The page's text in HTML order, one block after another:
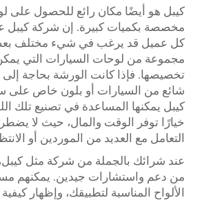
كيبل هو أيضًا مكان رائع للحصول على
مخصصة بكميات كبيرة. إن شركة كيبل
كل عميل قد يرغب في شيء مختلف
مجموعة من لوحات السيارات التي يمكن
تخصيصها. فإذا كانت الورشة بحاجة
شائع من السيارات أو بلون خاص على
كيبل يمكنها المساعدة في تصنيع تلك
خيارًا توفر الوقت والمال، حيث لا
التعامل مع العديد من الموردين أو
عند شرائك بالجملة من شركة مثل
من دعم واستشارات جيدين. يمكنهم
الألواح المناسبة لتطبيقك، وإظهار